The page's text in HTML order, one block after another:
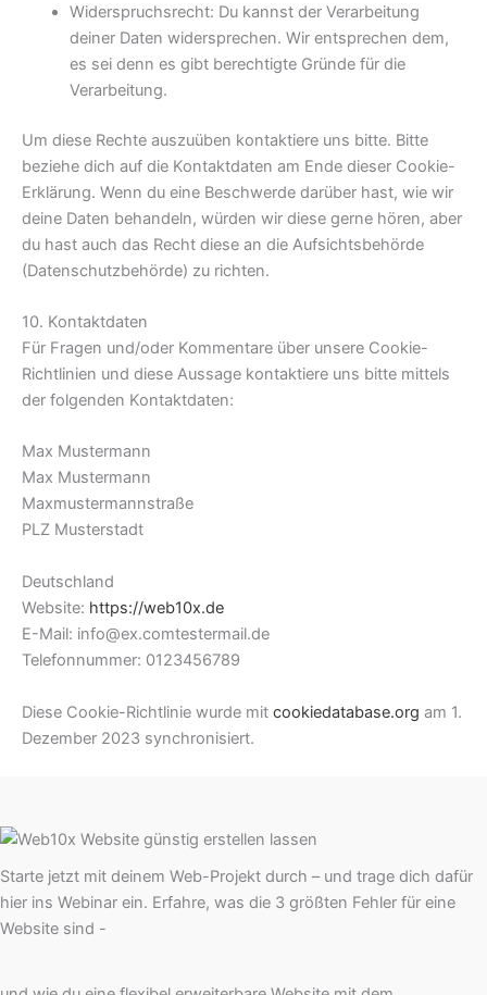
Widerspruchsrecht: Du kannst der Verarbeitung
deiner Daten widersprechen. Wir entsprechen dem,
es sei denn es gibt berechtigte Gründe für die
Verarbeitung.
Um diese Rechte auszuüben kontaktiere uns bitte. Bitte
beziehe dich auf die Kontaktdaten am Ende dieser Cookie-
Erklärung. Wenn du eine Beschwerde darüber hast, wie wir
deine Daten behandeln, würden wir diese gerne hören, aber
du hast auch das Recht diese an die Aufsichtsbehörde
(Datenschutzbehörde) zu richten.
10. Kontaktdaten
Für Fragen und/oder Kommentare über unsere Cookie-
Richtlinien und diese Aussage kontaktiere uns bitte mittels
der folgenden Kontaktdaten:
Max Mustermann
Max Mustermann
Maxmustermannstraße
PLZ Musterstadt
Deutschland
Website: https://web10x.de
E-Mail: info@ex.comtestermail.de
Telefonnummer: 0123456789
Diese Cookie-Richtlinie wurde mit cookiedatabase.org am 1.
Dezember 2023 synchronisiert.
Starte jetzt mit deinem Web-Projekt durch – und trage dich dafür
hier ins Webinar ein. Erfahre, was die 3 größten Fehler für eine
Website sind -